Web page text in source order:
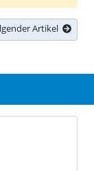
Artikel